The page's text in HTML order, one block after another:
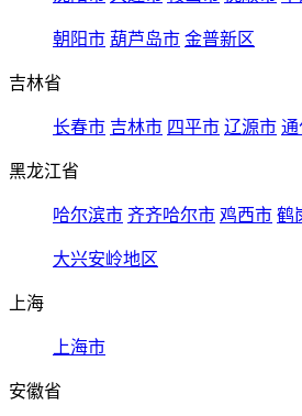
朝阳市 葫芦岛市 金普新区
吉林省
长春市 吉林市 四平市 辽源市 通
黑龙江省
哈尔滨市 齐齐哈尔市 鸡西市 鹤
大兴安岭地区
上海
上海市
安徽省